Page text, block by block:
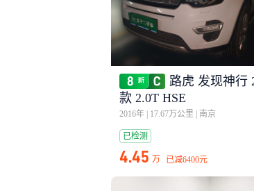
路虎 发现神行
款 2.0T HSE
2016年 17.67万公里 南京
已检测
4.45 万 已减6400元